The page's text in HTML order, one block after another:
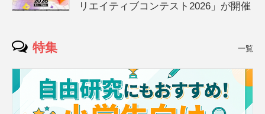
リエイティブコンテスト2026」が開催
特集 一覧